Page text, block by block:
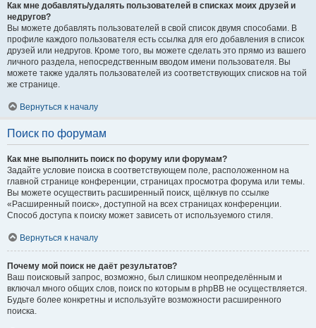
Как мне добавлять/удалять пользователей в списках моих друзей и
недругов?
Вы можете добавлять пользователей в свой список двумя способами. В
профиле каждого пользователя есть ссылка для его добавления в список
друзей или недругов. Кроме того, вы можете сделать это прямо из вашего
личного раздела, непосредственным вводом имени пользователя. Вы
можете также удалять пользователей из соответствующих списков на той
же странице.
Вернуться к началу
Поиск по форумам
Как мне выполнить поиск по форуму или форумам?
Задайте условие поиска в соответствующем поле, расположенном на
главной странице конференции, страницах просмотра форума или темы.
Вы можете осуществить расширенный поиск, щёлкнув по ссылке
«Расширенный поиск», доступной на всех страницах конференции.
Способ доступа к поиску может зависеть от используемого стиля.
Вернуться к началу
Почему мой поиск не даёт результатов?
Ваш поисковый запрос, возможно, был слишком неопределённым и
включал много общих слов, поиск по которым в phpBB не осуществляется.
Будьте более конкретны и используйте возможности расширенного
поиска.